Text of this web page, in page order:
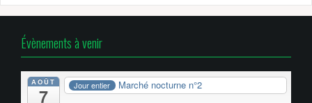
Évènements à venir
AOÛT
7
Jour entier Marché nocturne n°2